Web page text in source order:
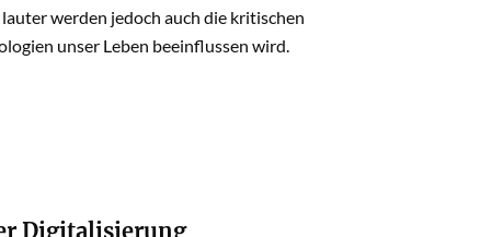
werden jedoch auch die kritischen
unser Leben beeinflussen wird.
Digitalisierung